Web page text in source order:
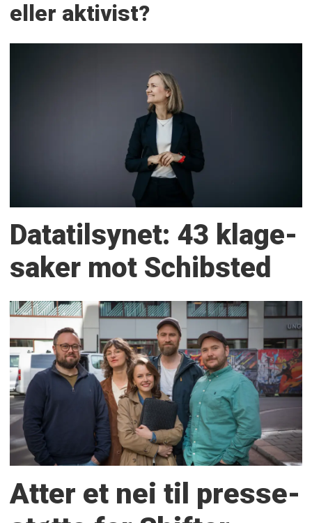
eller aktivist?
Datatilsynet: 43 klage­
saker mot Schibsted
Atter et nei til presse­